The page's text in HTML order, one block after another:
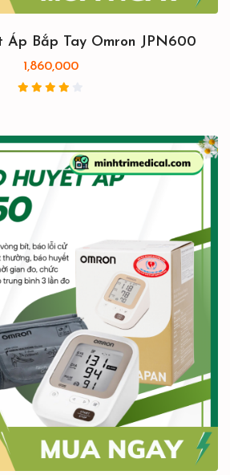
Áp Bắp Tay Omron JPN600
1,860,000